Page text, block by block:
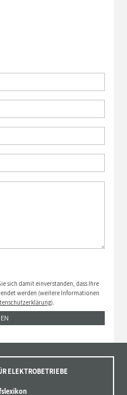
sich damit einverstanden, dass Ihre
werden (weitere Informationen
).
ELEKTROBETRIEBE